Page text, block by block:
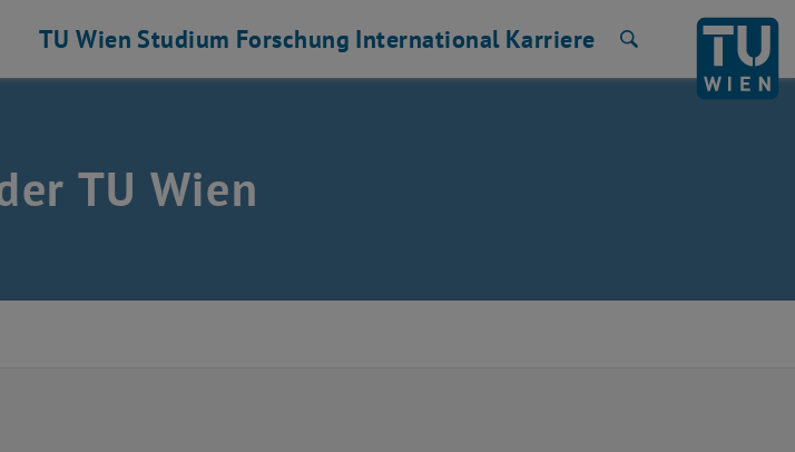
TU Wien Studium Forschung International Karriere
TU Wien